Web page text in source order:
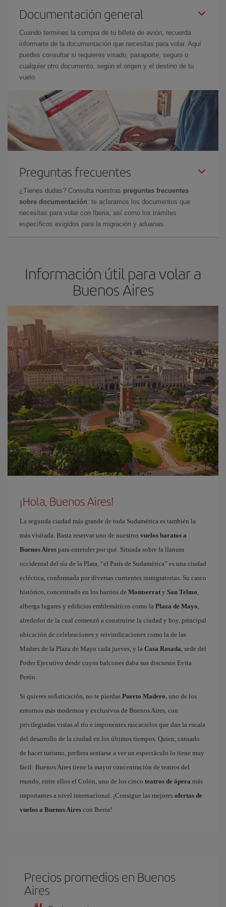
Documentación general
Cuando termines la compra de tu billete de avión, recuerda
informarte de la documentación que necesitas para volar. Aquí
puedes consultar si requieres visado, pasaporte, seguro o
cualquier otro documento, según el origen y el destino de tu
vuelo.
Preguntas frecuentes
¿Tienes dudas? Consulta nuestras preguntas frecuentes
sobre documentación: te aclaramos los documentos que
necesitas para volar con Iberia, así como los trámites
específicos exigidos para la migración y aduanas.
Información útil para volar a
Buenos Aires
¡Hola, Buenos Aires!
La segunda ciudad más grande de toda Sudamérica es también la
más visitada. Basta reservar uno de nuestros vuelos baratos a
Buenos Aires para entender por qué. Situada sobre la llanura
occidental del río de la Plata, “el París de Sudamérica” es una ciudad
ecléctica, conformada por diversas corrientes inmigratorias. Su casco
histórico, concentrado en los barrios de Montserrat y San Telmo,
alberga lugares y edificios emblemáticos como la Plaza de Mayo,
alrededor de la cual comenzó a construirse la ciudad y hoy, principal
ubicación de celebraciones y reivindicaciones como la de las
Madres de la Plaza de Mayo cada jueves, y la Casa Rosada, sede del
Poder Ejecutivo desde cuyos balcones daba sus discursos Evita
Perón.
Si quieres sofisticación, no te pierdas Puerto Madero, uno de los
entornos más modernos y exclusivos de Buenos Aires, con
privilegiadas vistas al río e imponentes rascacielos que dan la escala
del desarrollo de la ciudad en los últimos tiempos. Quien, cansado
de hacer turismo, prefiera sentarse a ver un espectáculo lo tiene muy
fácil: Buenos Aires tiene la mayor concentración de teatros del
mundo, entre ellos el Colón, uno de los cinco teatros de ópera más
importantes a nivel internacional. ¡Consigue las mejores ofertas de
vuelos a Buenos Aires con Iberia!
Precios promedios en Buenos
Aires